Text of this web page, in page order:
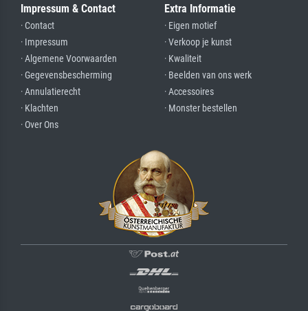
Impressum & Contact
· Contact
· Impressum
· Algemene Voorwaarden
· Gegevensbescherming
· Annulatierecht
· Klachten
· Over Ons
Extra Informatie
· Eigen motief
· Verkoop je kunst
· Kwaliteit
· Beelden van ons werk
· Accessoires
· Monster bestellen